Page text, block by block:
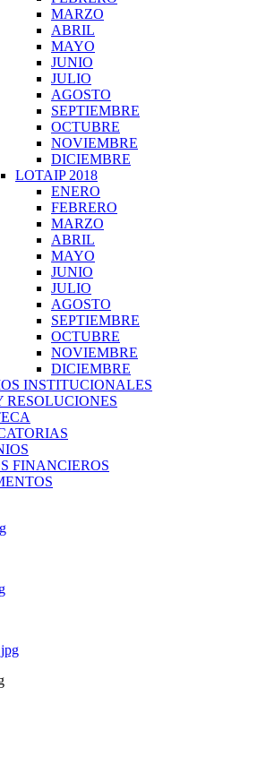
MARZO
ABRIL
MAYO
JUNIO
JULIO
AGOSTO
SEPTIEMBRE
OCTUBRE
NOVIEMBRE
DICIEMBRE
LOTAIP 2018
ENERO
FEBRERO
MARZO
ABRIL
MAYO
JUNIO
JULIO
AGOSTO
SEPTIEMBRE
OCTUBRE
NOVIEMBRE
DICIEMBRE
INSTITUCIONALES
RESOLUCIONES
FINANCIEROS